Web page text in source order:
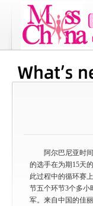
阿尔巴尼亚时间
的选手在为期15天
此过程中的循环赛
节五个环节3个多小
军。来自中国的佳